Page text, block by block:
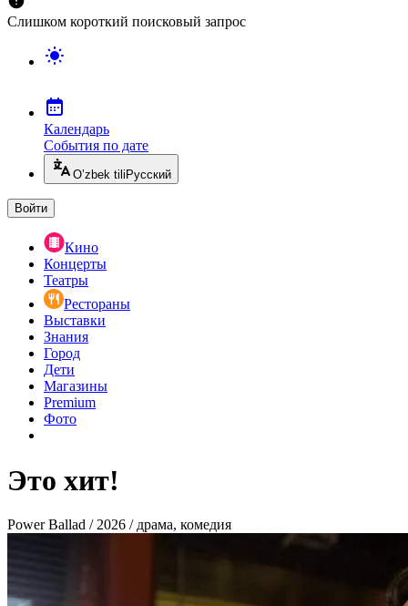
Слишком короткий поисковый запрос
Календарь
События по дате
O’zbek tili Русский
Войти
Кино
Концерты
Театры
Рестораны
Выставки
Знания
Город
Дети
Магазины
Premium
Фото
Это хит!
Power Ballad / 2026 / драма, комедия